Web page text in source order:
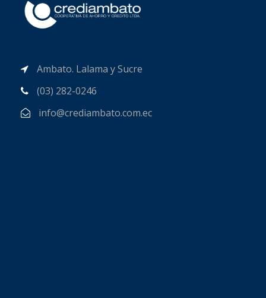
Ambato. Lalama y Sucre
(03) 282-0246
info@crediambato.com.ec